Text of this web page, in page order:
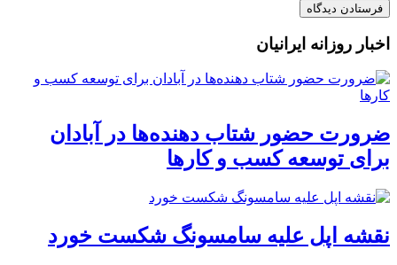
اخبار روزانه ایرانیان
ضرورت حضور شتاب ‌دهنده‌ها در آبادان
برای توسعه کسب‌ و کارها
نقشه اپل علیه سامسونگ شکست خورد